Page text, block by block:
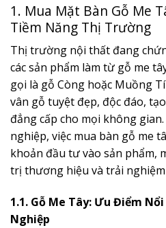
1. Mua Mặt Bàn Gỗ Me
Tiềm Năng Thị Trường
Thị trường nội thất đang
các sản phẩm làm từ gỗ me
gọi là gỗ Còng hoặc Muồng
vân gỗ tuyệt đẹp, độc đáo,
đẳng cấp cho mọi không
nghiệp, việc mua bàn gỗ me
khoản đầu tư vào sản phẩm,
trị thương hiệu và trải
1.1. Gỗ Me Tây: Ưu Điểm
Nghiệp